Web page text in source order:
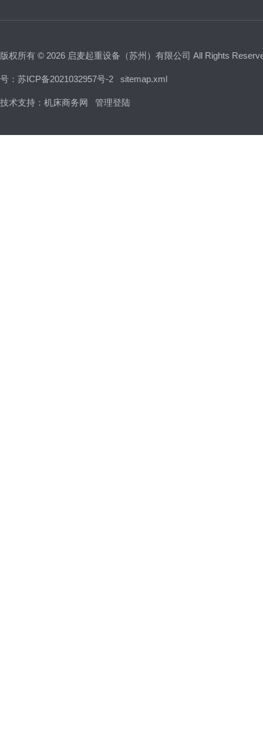
版权所有 © 2026 启麦起重设备（苏州）有限公司 All Rights
号：苏ICP备2021032957号-2 sitemap.xml
技术支持： 机床商务网 管理登陆